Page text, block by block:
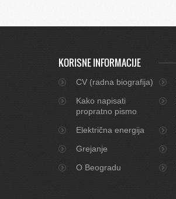
KORISNE INFORMACIJE
CV (radna biografija)
Kako napisati
propratno pismo
Električna energija
Grejanje
O Beogradu